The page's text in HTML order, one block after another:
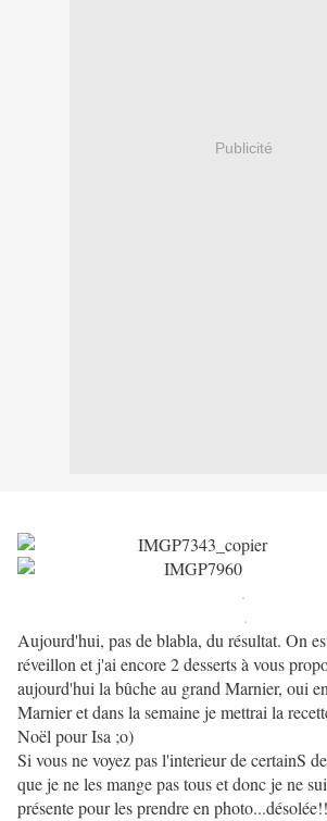
Publicité
.
.
Aujourd'hui, pas de blabla, du résultat. On
réveillon et j'ai encore 2 desserts à vous
aujourd'hui la bûche au grand Marnier, oui
Marnier et dans la semaine je mettrai la
Noël pour Isa ;o)
Si vous ne voyez pas l'interieur de certainS
que je ne les mange pas tous et donc je ne
présente pour les prendre en photo...désolée!!